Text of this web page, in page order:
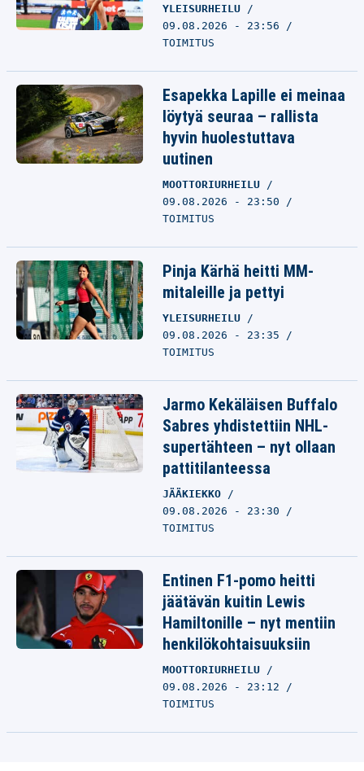
YLEISURHEILU
09.08.2026 - 23:56
TOIMITUS
Esapekka Lapille ei meinaa
löytyä seuraa – rallista
hyvin huolestuttava
uutinen
MOOTTORIURHEILU
09.08.2026 - 23:50
TOIMITUS
Pinja Kärhä heitti MM-
mitaleille ja pettyi
YLEISURHEILU
09.08.2026 - 23:35
TOIMITUS
Jarmo Kekäläisen Buffalo
Sabres yhdistettiin NHL-
supertähteen – nyt ollaan
pattitilanteessa
JÄÄKIEKKO
09.08.2026 - 23:30
TOIMITUS
Entinen F1-pomo heitti
jäätävän kuitin Lewis
Hamiltonille – nyt mentiin
henkilökohtaisuuksiin
MOOTTORIURHEILU
09.08.2026 - 23:12
TOIMITUS